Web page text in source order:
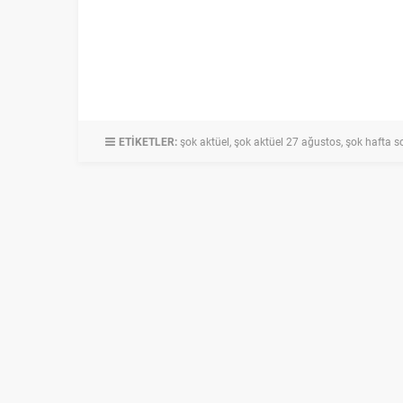
ETİKETLER:şok aktüel,şok aktüel 27 ağustos,şok hafta